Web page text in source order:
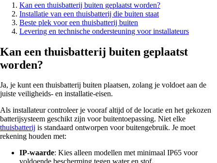
Kan een thuisbatterij buiten geplaatst worden?
Installatie van een thuisbatterij die buiten staat
Beste plek voor een thuisbatterij buiten
Levering en technische ondersteuning voor installateurs
Kan een thuisbatterij buiten geplaatst
worden?
Ja, je kunt een thuisbatterij buiten plaatsen, zolang je voldoet aan de
juiste veiligheids- en installatie-eisen.
Als installateur controleer je vooraf altijd of de locatie en het gekozen
batterijsysteem geschikt zijn voor buitentoepassing. Niet elke
thuisbatterij is standaard ontworpen voor buitengebruik. Je moet
rekening houden met:
IP-waarde: Kies alleen modellen met minimaal IP65 voor